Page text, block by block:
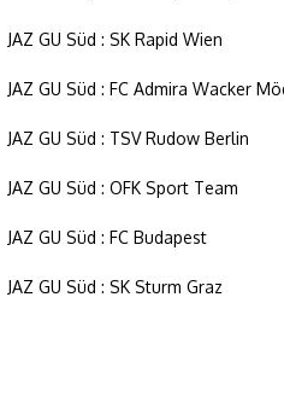
JAZ GU Süd : SK Rapid Wien
JAZ GU Süd : FC Admira Wacker
JAZ GU Süd : TSV Rudow Berlin
JAZ GU Süd : OFK Sport Team
JAZ GU Süd : FC Budapest
JAZ GU Süd : SK Sturm Graz